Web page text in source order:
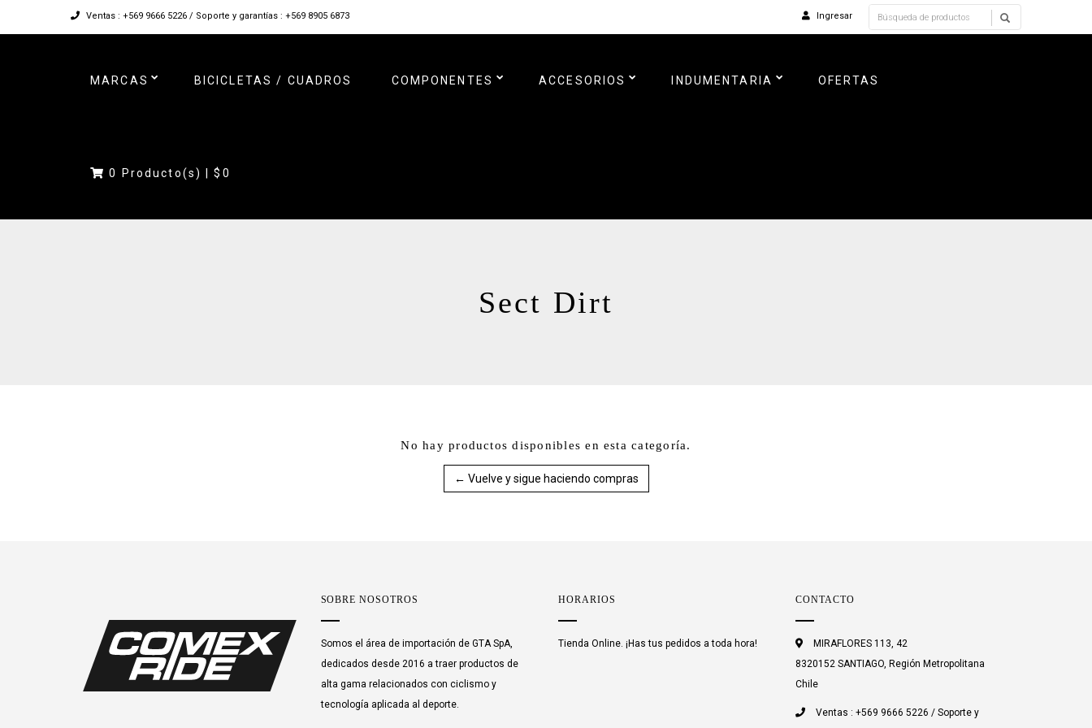
Ventas : +569 9666 5226 / Soporte y garantías : +569 8905 6873 Ingresar
MARCAS BICICLETAS / CUADROS COMPONENTES ACCESORIOS INDUMENTARIA OFERTAS
0 Producto(s) |$0
Sect Dirt
No hay productos disponibles en esta categoría.
← Vuelve y sigue haciendo compras
SOBRE NOSOTROS
Somos el área de importación de GTA SpA,
dedicados desde 2016 a traer productos de
alta gama relacionados con ciclismo y
tecnología aplicada al deporte.
HORARIOS
Tienda Online. ¡Has tus pedidos a toda hora!
CONTACTO
MIRAFLORES 113, 42
8320152 SANTIAGO, Región Metropolitana
Chile
Ventas : +569 9666 5226 / Soporte y